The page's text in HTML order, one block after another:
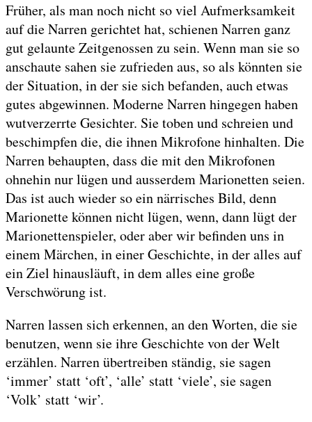
Früher, als man noch nicht so viel Aufmerksamkeit
auf die Narren gerichtet hat, schienen Narren ganz
gut gelaunte Zeitgenossen zu sein. Wenn man sie so
anschaute sahen sie zufrieden aus, so als könnten sie
der Situation, in der sie sich befanden, auch etwas
gutes abgewinnen. Moderne Narren hingegen haben
wutverzerrte Gesichter. Sie toben und schreien und
beschimpfen die, die ihnen Mikrofone hinhalten. Die
Narren behaupten, dass die mit den Mikrofonen
ohnehin nur lügen und ausserdem Marionetten seien.
Das ist auch wieder so ein närrisches Bild, denn
Marionette können nicht lügen, wenn, dann lügt der
Marionettenspieler, oder aber wir befinden uns in
einem Märchen, in einer Geschichte, in der alles auf
ein Ziel hinausläuft, in dem alles eine große
Verschwörung ist.
Narren lassen sich erkennen, an den Worten, die sie
benutzen, wenn sie ihre Geschichte von der Welt
erzählen. Narren übertreiben ständig, sie sagen
‘immer’ statt ‘oft’, ‘alle’ statt ‘viele’, sie sagen
‘Volk’ statt ‘wir’.